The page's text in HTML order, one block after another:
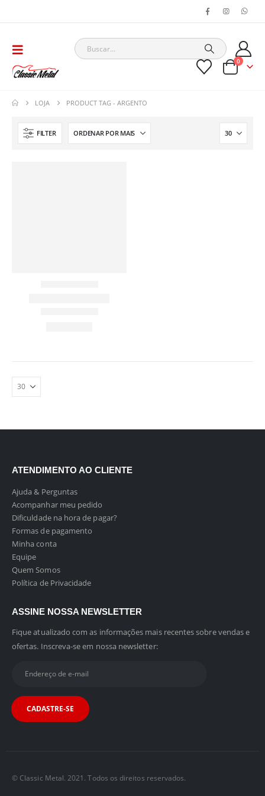
0
LOJA PRODUCT TAG -ARGENTO
FILTER
ATENDIMENTO AO CLIENTE
Ajuda & Perguntas
Acompanhar meu pedido
Dificuldade na hora de pagar?
Formas de pagamento
Minha conta
Equipe
Quem Somos
Política de Privacidade
ASSINE NOSSA NEWSLETTER
Fique atualizado com as informações mais recentes sobre vendas e
ofertas. Inscreva-se em nossa newsletter:
© Classic Metal. 2021. Todos os direitos reservados.